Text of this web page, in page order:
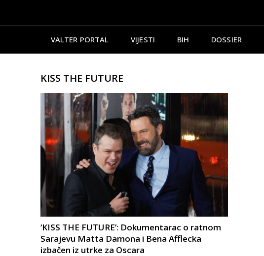
VALTER PORTAL VIJESTI BIH DOSSIER
KISS THE FUTURE
‘KISS THE FUTURE’: Dokumentarac o ratnom
Sarajevu Matta Damona i Bena Afflecka
izbačen iz utrke za Oscara